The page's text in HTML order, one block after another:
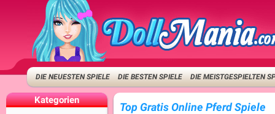
DIE NEUESTEN SPIELE DIE BESTEN SPIELE DIE MEISTGESPIELTEN
Kategorien
Top Gratis Online Pferd Spiele